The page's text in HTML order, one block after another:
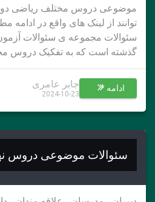
موضوعی دروس مختلف ریاضی
توانند از لینک های واقع در ادامه
سئوالات مجموعه ی سئوالات
گذشته است که به تفکیک دروس
ادامه * جابر عامری
2024-10-23
سئوالات موضوعی دروس